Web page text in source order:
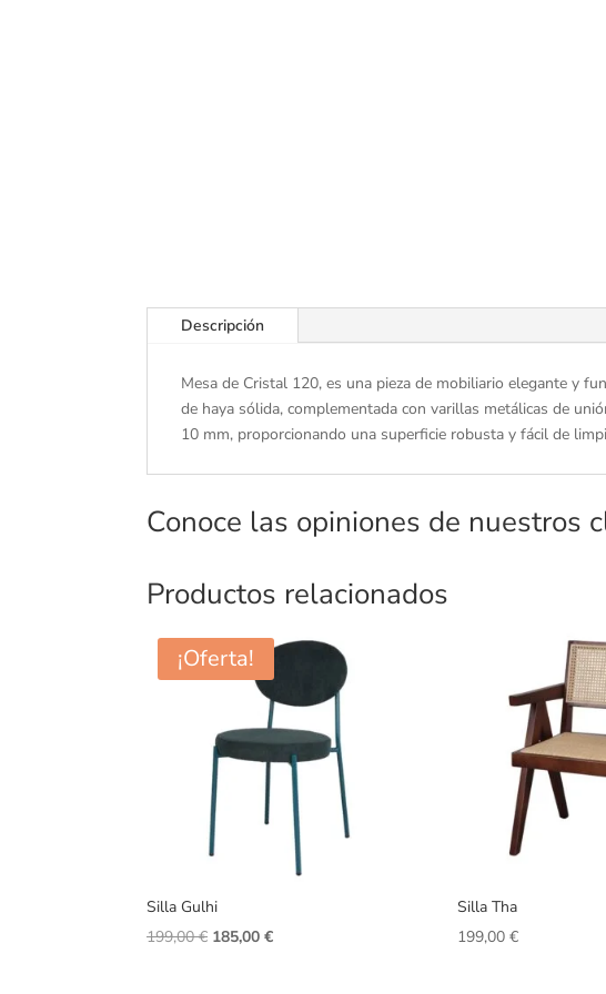
Descripción
Mesa de Cristal 120, es una pieza de mobiliario elegante y
de haya sólida, complementada con varillas metálicas de
10 mm, proporcionando una superficie robusta y fácil de
Conoce las opiniones de nuestros
Productos relacionados
¡Oferta!
Silla Gulhi
199,00€ El
185,00 €El
Silla Tha
199,00€